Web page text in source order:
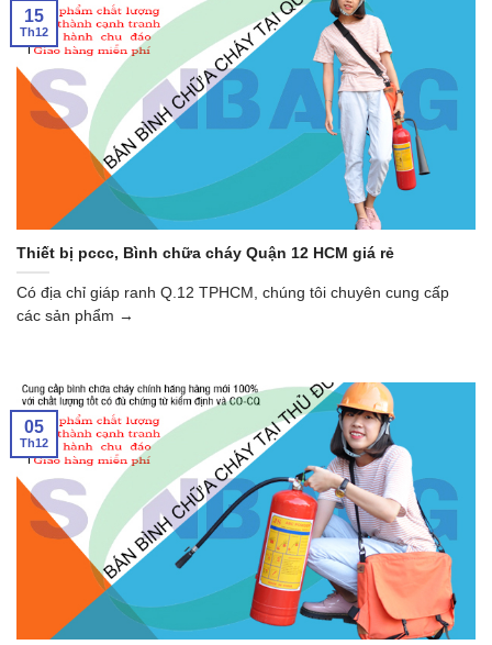
Thiết bị pccc, Bình chữa cháy Quận 12 HCM giá rẻ
Có địa chỉ giáp ranh Q.12 TPHCM, chúng tôi chuyên cung cấp
các sản phẩm →
15
Th12
05
Th12